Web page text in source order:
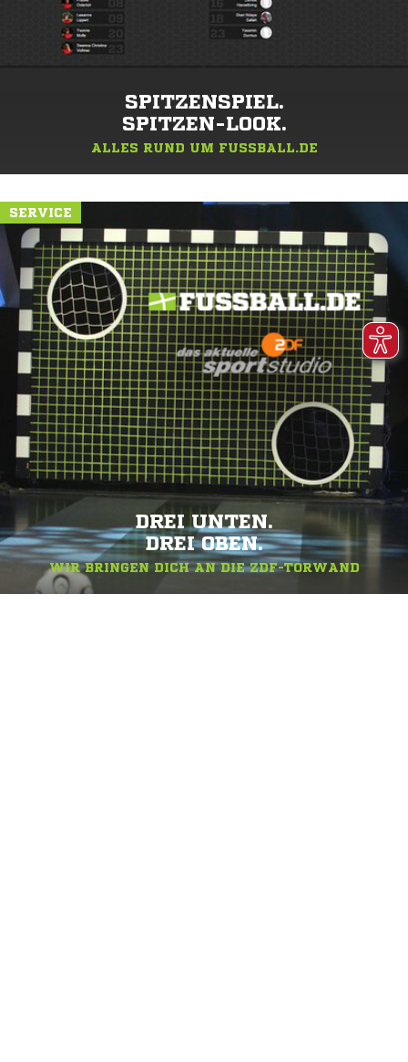
SPITZENSPIEL.
SPITZEN-LOOK.
ALLES RUND UM FUSSBALL.DE
SERVICE
DREI UNTEN.
DREI OBEN.
WIR BRINGEN DICH AN DIE ZDF-TORWAND